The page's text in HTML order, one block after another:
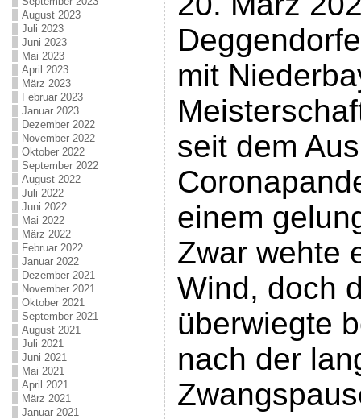
August 2023
Juli 2023
Juni 2023
Mai 2023
April 2023
März 2023
Februar 2023
Januar 2023
Dezember 2022
November 2022
Oktober 2022
September 2022
August 2022
Juli 2022
Juni 2022
Mai 2022
März 2022
Februar 2022
Januar 2022
Dezember 2021
November 2021
Oktober 2021
September 2021
August 2021
Juli 2021
Juni 2021
Mai 2021
April 2021
März 2021
Januar 2021
mit
seit dem
einem
Zwar wehte
Wind, doch
überwiegte
nach der